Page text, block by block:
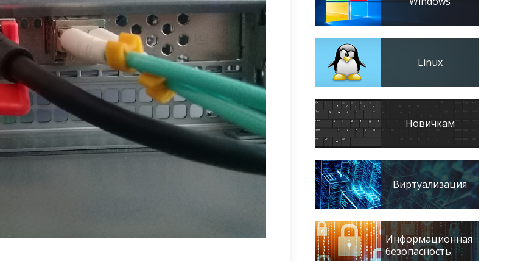
Linux
Новичкам
Виртуализация
Информационная
безопасность